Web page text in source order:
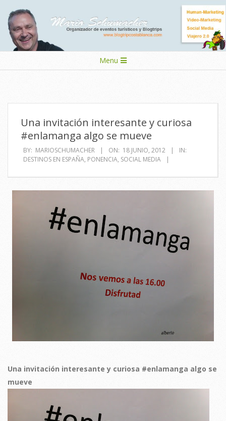
content
Navigation
Menu
Una invitación interesante y curiosa
#enlamanga algo se mueve
BY: MARIOSCHUMACHER ON: 18 JUNIO, 2012
IN:
DESTINOS EN ESPAÑA, PONENCIA, SOCIAL MEDIA
Una invitación interesante y curiosa #enlamanga algo se
mueve